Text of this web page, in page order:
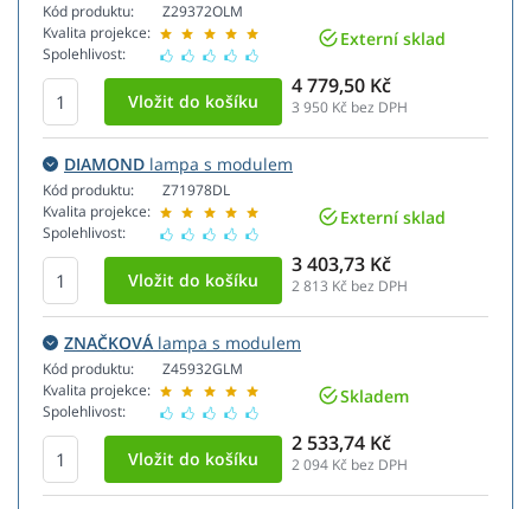
Kód produktu:
Kvalita projekce:
Spolehlivost:
Z29372OLM
Externí sklad
4 779,50 Kč
3 950 Kč bez DPH
DIAMOND lampa s modulem
Kód produktu:
Kvalita projekce:
Spolehlivost:
Z71978DL
Externí sklad
3 403,73 Kč
2 813 Kč bez DPH
ZNAČKOVÁ lampa s modulem
Kód produktu:
Kvalita projekce:
Spolehlivost:
Z45932GLM
Skladem
2 533,74 Kč
2 094 Kč bez DPH